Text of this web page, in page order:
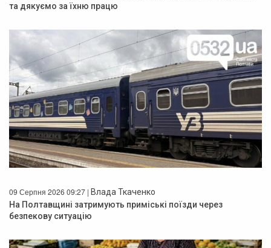
та дякуємо за їхню працю
09 Серпня 2026 09:27 | Влада Ткаченко
На Полтавщині затримують приміські поїзди через
безпекову ситуацію